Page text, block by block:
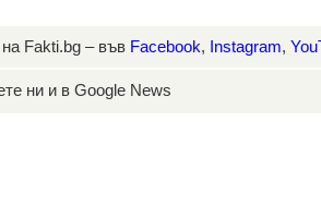
Fakti.bg – във Facebook, Instagram,
ни и в Google News